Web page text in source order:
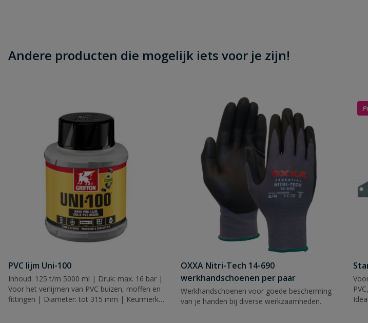
Andere producten die mogelijk iets voor je zijn!
PVC lijm Uni-100
Inhoud: 125 t/m 5000 ml | Druk: max. 16 bar |
Voor het verlijmen van PVC buizen, moffen en
fittingen | Diameter: tot 315 mm | Keurmerk:
OXXA Nitri-Tech 14-690
werkhandschoenen per paar
Werkhandschoenen voor goede bescherming
van je handen bij diverse werkzaamheden.